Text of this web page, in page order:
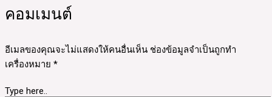
คอมเมนต์
อีเมลของคุณจะไม่แสดงให้คนอื่นเห็น ช่องข้อมูลจำเป็นถูกทำ
เครื่องหมาย *
Type here..